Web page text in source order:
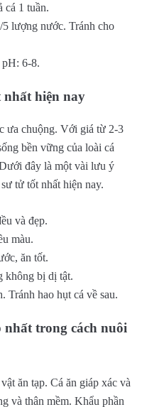
cá 1 tuần.
lượng nước. Tránh cho
6-8.
nhất hiện nay
ưa chuộng. Với giá từ 2-3
bền vững của loài cá
đây là một vài lưu ý
tử tốt nhất hiện nay.
và đẹp.
màu.
ăn tốt.
không bị dị tật.
Tránh hao hụt cá về sau.
trong cách nuôi
ăn tạp. Cá ăn giáp xác và
và thân mềm. Khẩu phần